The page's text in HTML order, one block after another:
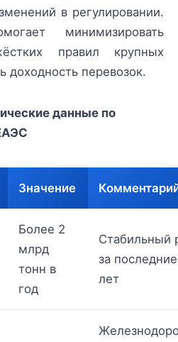
в регулировании.
минимизировать
правил крупных
доходность перевозок.
данные по
Значение
Более 2
млрд
тонн в
год
Стабильный
за
лет